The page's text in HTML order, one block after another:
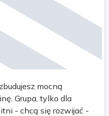
mocną
Grupa, tylko dla
- chcą się rozwijać -